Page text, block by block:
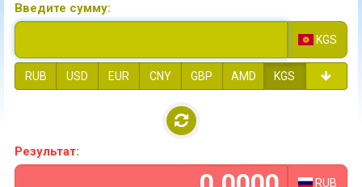
Введите сумму:
KGS
RUB USD EUR CNY GBP AMD KGS
Результат:
RUB